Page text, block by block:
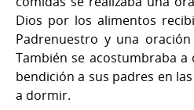
Dios por los alimentos
Padrenuestro y una
También se acostumbraba
bendición a sus padres en
a dormir.